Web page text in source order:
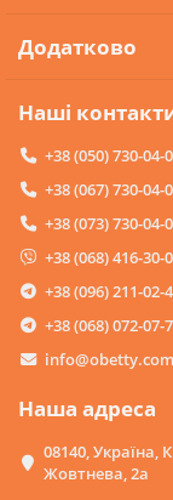
Додатково
Наші
+38 (050) 730-04-
+38 (067) 730-04-
+38 (073) 730-04-
+38 (068) 416-30-
+38 (096) 211-02-
+38 (068) 072-07-
Наша адреса
08140, Україна,
Жовтнева, 2а